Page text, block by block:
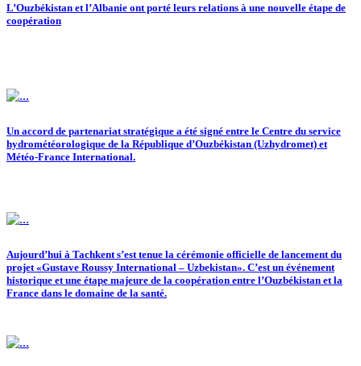
L’Ouzbékistan et l’Albanie ont porté leurs relations à une nouvelle étape de
coopération
Un accord de partenariat stratégique a été signé entre le Centre du service
hydrométéorologique de la République d’Ouzbékistan (Uzhydromet) et
Météo-France International.
Aujourd’hui à Tachkent s’est tenue la cérémonie officielle de lancement du
projet «Gustave Roussy International – Uzbekistan». C’est un événement
historique et une étape majeure de la coopération entre l’Ouzbékistan et la
France dans le domaine de la santé.